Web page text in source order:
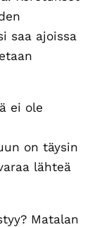
saa ajoissa
ei ole
on täysin
lähteä
Matalan